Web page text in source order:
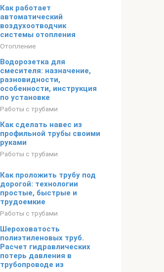
Как работает
автоматический
воздухоотводчик
системы отопления
Отопление
Водорозетка для
смесителя: назначение,
разновидности,
особенности, инструкция
по установке
Работы с трубами
Как сделать навес из
профильной трубы своими
руками
Работы с трубами
Как проложить трубу под
дорогой: технологии
простые, быстрые и
трудоемкие
Работы с трубами
Шероховатость
полиэтиленовых труб.
Расчет гидравлических
потерь давления в
трубопроводе из